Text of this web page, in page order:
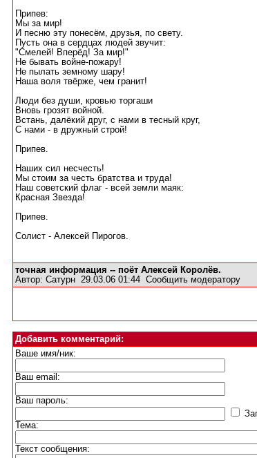
Припев:
Мы за мир!
И песню эту понесём, друзья, по свету.
Пусть она в сердцах людей звучит:
"Смелей! Вперёд! За мир!"
Не бывать войне-пожару!
Не пылать земному шару!
Наша воля твёрже, чем гранит!
Люди без души, кровью торгаши
Вновь грозят войной.
Встань, далёкий друг, с нами в тесный круг,
С нами - в дружный строй!
Припев.
Наших сил несчесть!
Мы стоим за честь братства и труда!
Наш советский флаг - всей земли маяк:
Красная Звезда!
Припев.
Солист - Алексей Пирогов.
точная информация -- поёт Алексей Королёв.
Автор: Сатурн 29.03.06 01:44 Сообщить модератору
Добавить комментарий:
Ваше имя/ник:
Ваш email:
Ваш пароль:
Тема:
Текст сообщения: